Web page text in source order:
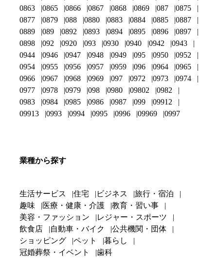
0863
0865 0866 0867 0868 0869 087
0875
0877
0879 088 0880 0883 0884 0885
0887
0889
089 0892 0893 0894 0895 0896
0897
0898
092 0920 093 0930 0940 0942
0943
0944
0946 0947 0948 0949 095 0950
0952
0954
0955 0956 0957 0959 096 0964
0965
0966
0967 0968 0969 097 0972 0973
0974
0977
0978 0979 098 0980 09802
0982
0983
0984 0985 0986 0987 099
09912
09913
0993 0994 0995 0996 09969 0997
業種から探す
生活サービス 住宅 ビジネス
旅行・宿泊
趣味
医療・健康・介護
教育・習い事
美容・ファッション
レジャー・スポーツ
飲食店
自動車・バイク
公共機関・団体
ショッピング
ペット
暮らし
冠婚葬祭・イベント
歯科